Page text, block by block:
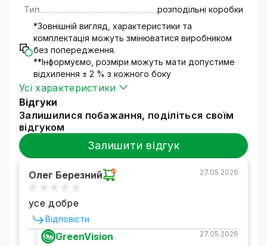
спростити монтаж систем
відеоспостереження.
Тип
розподільні коробки
*Зовнішній вигляд, характеристики та
комплектація можуть змінюватися виробником
без попередження.
**Інформуємо, розміри можуть мати допустиме
відхилення ± 2 % з кожного боку
Усі характеристики
Відгуки
Залишилися побажання, поділіться своїм
відгуком
Залишити відгук
Олег Березний 27.05.2026
усе добре
Відповісти
GreenVision 27.05.2026